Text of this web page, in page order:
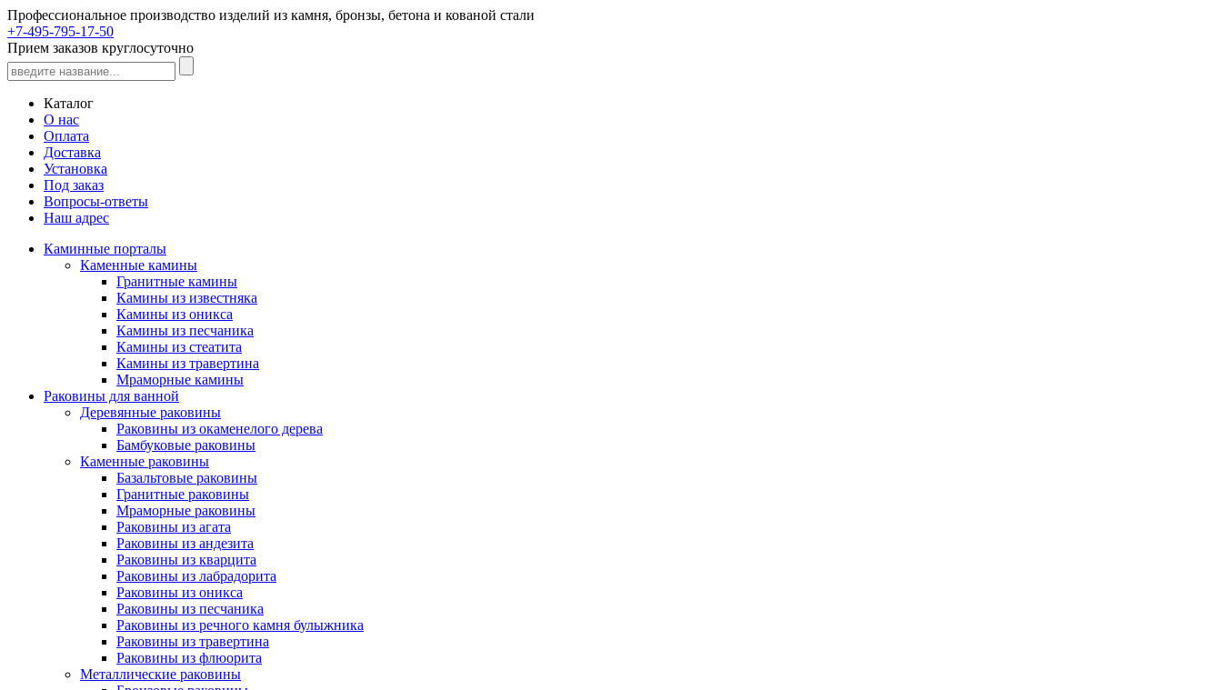
Профессиональное производство изделий из камня, бронзы, бетона и кованой стали
+7-495-795-17-50
Прием заказов круглосуточно
Каталог
О нас
Оплата
Доставка
Установка
Под заказ
Вопросы-ответы
Наш адрес
Каминные порталы
Каменные камины
Гранитные камины
Камины из известняка
Камины из оникса
Камины из песчаника
Камины из стеатита
Камины из травертина
Мраморные камины
Раковины для ванной
Деревянные раковины
Раковины из окаменелого дерева
Бамбуковые раковины
Каменные раковины
Базальтовые раковины
Гранитные раковины
Мраморные раковины
Раковины из агата
Раковины из андезита
Раковины из кварцита
Раковины из лабрадорита
Раковины из оникса
Раковины из песчаника
Раковины из речного камня булыжника
Раковины из травертина
Раковины из флюорита
Металлические раковины